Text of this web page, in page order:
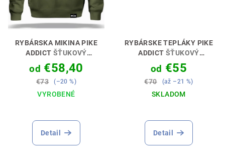
RYBÁRSKA MIKINA PIKE
ADDICT ŠŤUKOVÝ
ZÁVISLÁK 🎣👕
od €58,40
€73 (–20 %)
VYROBENÉ
Detail
RYBÁRSKE TEPLÁKY PIKE
ADDICT ŠŤUKOVÝ
ZÁVISLÁK 🎣👖
od €55
€70 (až –21 %)
SKLADOM
Detail